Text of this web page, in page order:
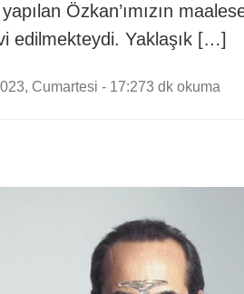
Özkan’ımızın
edilmekteydi. Yaklaşık […]
Cumartesi - 17:273 dk okuma